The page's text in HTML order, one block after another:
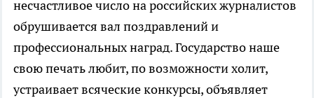
несчастливое число на российских журналистов
обрушивается вал поздравлений и
профессиональных наград. Государство наше
свою печать любит, по возможности холит,
устраивает всяческие конкурсы, объявляет